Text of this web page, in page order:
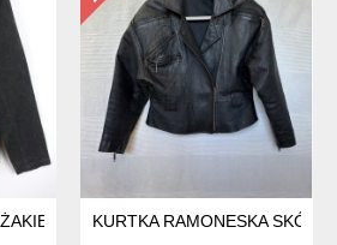
A'LA JEANS 18 / 44
KURTKA RAMONESKA SKÓRA